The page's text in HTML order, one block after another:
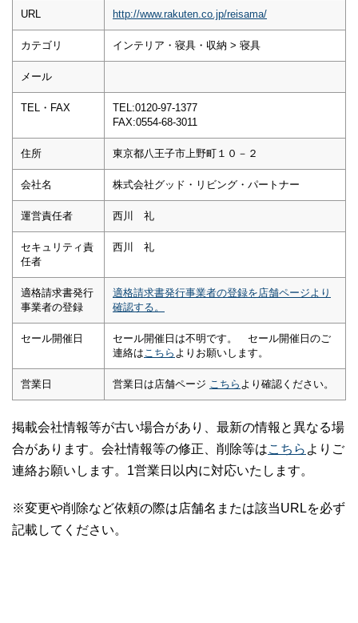
URL http://www.rakuten.co.jp/reisama/
カテゴリ インテリア・寝具・収納 > 寝具
メール
TEL・FAX
TEL:0120-97-1377
FAX:0554-68-3011
住所 東京都八王子市上野町１０－２
会社名 株式会社グッド・リビング・パートナー
運営責任者 西川 礼
セキュリティ責
任者
西川 礼
適格請求書発行
事業者の登録
適格請求書発行事業者の登録を店舗ページより
確認する。
セール開催日
セール開催日は不明です。 セール開催日のご
連絡は こちら よりお願いします。
営業日 営業日は店舗ページ こちら より確認ください。
掲載会社情報等が古い場合があり、最新の情報と異なる場
合があります。会社情報等の修正、削除等はこちら よりご
連絡お願いします。1営業日以内に対応いたします。
※変更や削除など依頼の際は店舗名または該当URLを必ず
記載してください。